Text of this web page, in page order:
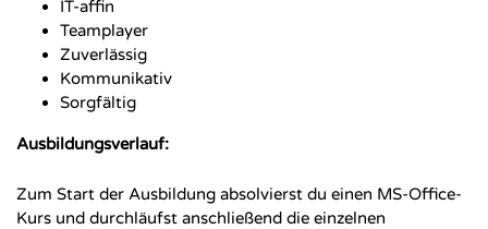
IT-affin
Teamplayer
Zuverlässig
Kommunikativ
Sorgfältig
Ausbildungsverlauf:
Zum Start der Ausbildung absolvierst du einen MS-Office-
Kurs und durchläufst anschließend die einzelnen